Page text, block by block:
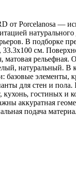
от Porcelanosa —
натурального
В подборке
33.3x100 см.
матовая рельефная.
натуральный. В
базовые элементы,
для стен и
кухонь, гостиных и
аккуратная
подача